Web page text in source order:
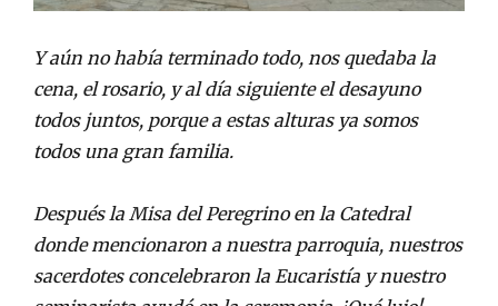
Y aún no había terminado todo, nos quedaba la
cena, el rosario, y al día siguiente el desayuno
todos juntos, porque a estas alturas ya somos
todos una gran familia.
Después la Misa del Peregrino en la Catedral
donde mencionaron a nuestra parroquia, nuestros
sacerdotes concelebraron la Eucaristía y nuestro